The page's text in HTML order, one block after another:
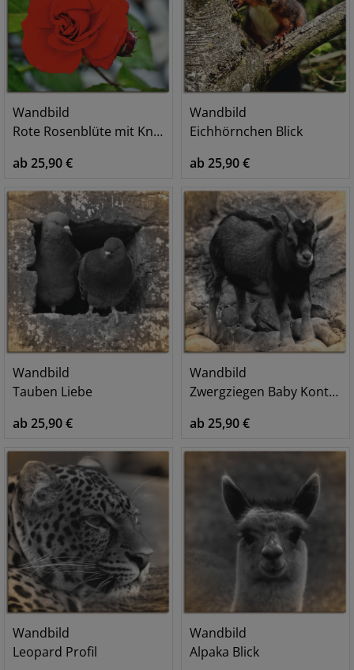
Wandbild
Rote Rosenblüte mit Knospen
ab 25,90 €
Wandbild
Eichhörnchen Blick
ab 25,90 €
Wandbild
Tauben Liebe
ab 25,90 €
Wandbild
Zwergziegen Baby Kontakt
ab 25,90 €
Wandbild
Leopard Profil
Wandbild
Alpaka Blick